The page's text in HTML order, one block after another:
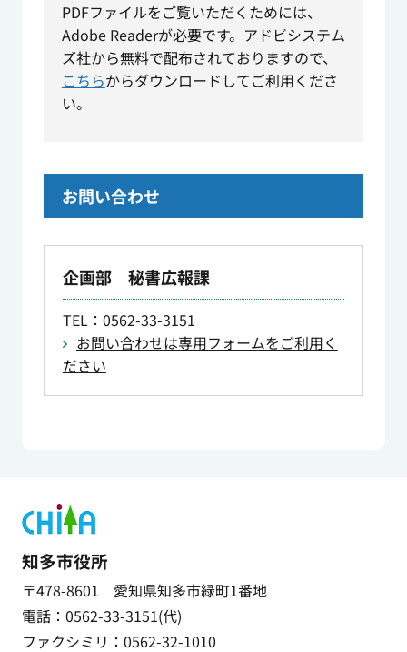
PDFファイルをご覧いただくためには、
Adobe Readerが必要です。アドビシステム
ズ社から無料で配布されておりますので、
こちらからダウンロードしてご利用くださ
い。
お問い合わせ
企画部 秘書広報課
TEL：0562-33-3151
お問い合わせは専用フォームをご利用く
ださい
知多市役所
〒478-8601 愛知県知多市緑町1番地
電話：0562-33-3151(代)
ファクシミリ：0562-32-1010